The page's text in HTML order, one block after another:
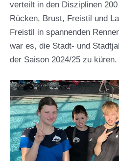
verteilt in den Disziplinen
Rücken, Brust, Freistil und
Freistil in spannenden
war es, die Stadt- und
der Saison 2024/25 zu küren.